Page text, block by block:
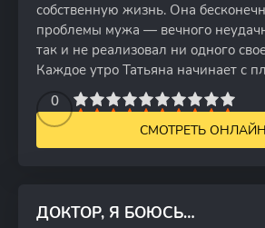
собственную жизнь. Она
проблемы мужа — вечного
так и не реализовал ни одного
Каждое утро Татьяна начинает с
0
5 7 8 9 10
СМОТРЕТЬ ОНЛАЙН
ДОКТОР, Я БОЮСЬ…